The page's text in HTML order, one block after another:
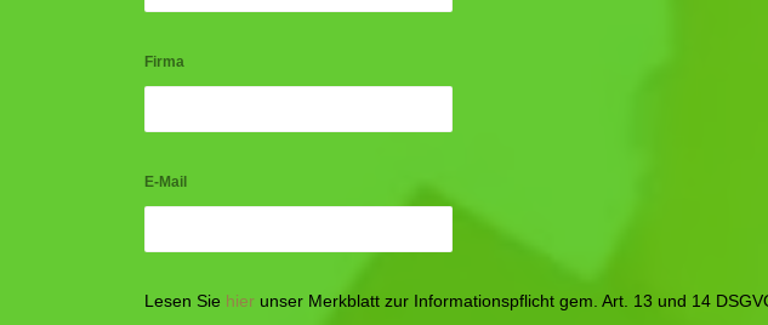
Firma
E-Mail
Lesen Sie hier unser Merkblatt zur Informationspflicht gem. Art. 13 und 14